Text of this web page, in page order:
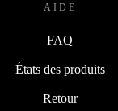
AIDE
FAQ
États des produits
Retour